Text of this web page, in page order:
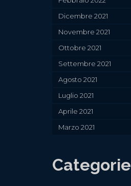
Dicembre 2021
Novembre 2021
Ottobre 2021
Settembre 2021
Agosto 2021
Luglio 2021
Aprile 2021
Marzo 2021
Categorie